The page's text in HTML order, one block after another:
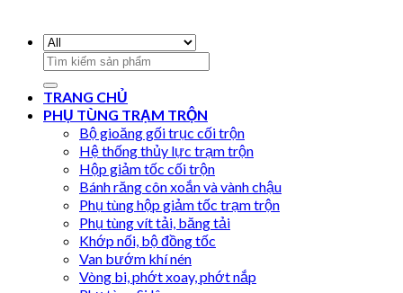
Search
for:
TRANG CHỦ
PHỤ TÙNG TRẠM TRỘN
Bộ gioăng gối trục cối trộn
Hệ thống thủy lực trạm trộn
Hộp giảm tốc cối trộn
Bánh răng côn xoắn và vành chậu
Phụ tùng hộp giảm tốc trạm trộn
Phụ tùng vít tải, băng tải
Khớp nối, bộ đồng tốc
Van bướm khí nén
Vòng bi, phớt xoay, phớt nắp